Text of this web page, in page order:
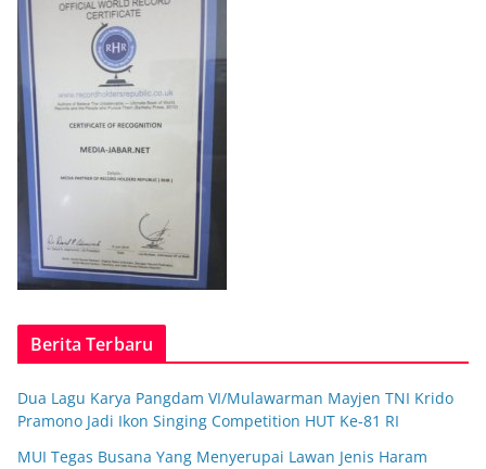
Berita Terbaru
Dua Lagu Karya Pangdam VI/Mulawarman Mayjen TNI Krido
Pramono Jadi Ikon Singing Competition HUT Ke-81 RI
MUI Tegas Busana Yang Menyerupai Lawan Jenis Haram